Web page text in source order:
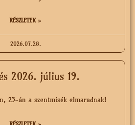
RÉSZLETEK »
2026.07.28.
2026. július 19.
23-án a szentmisék elmaradnak!